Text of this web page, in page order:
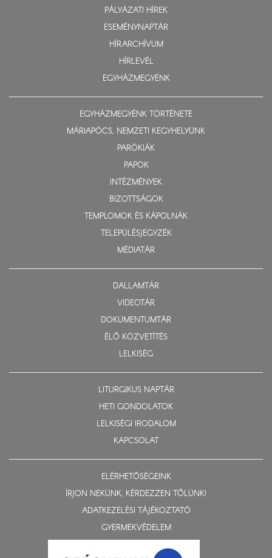
PÁLYÁZATI HÍREK
ESEMÉNYNAPTÁR
HÍRARCHÍVUM
HÍRLEVÉL
EGYHÁZMEGYÉNK
EGYHÁZMEGYÉNK TÖRTÉNETE
MÁRIAPÓCS, NEMZETI KEGYHELYÜNK
PARÓKIÁK
PAPOK
INTÉZMÉNYEK
BIZOTTSÁGOK
TEMPLOMOK ÉS KÁPOLNÁK
TELEPÜLÉSJEGYZÉK
MÉDIATÁR
DALLAMTÁR
VIDEOTÁR
DOKUMENTUMTÁR
ÉLŐ KÖZVETÍTÉS
LELKISÉG
LITURGIKUS NAPTÁR
HETI GONDOLATOK
LELKISÉGI IRODALOM
KAPCSOLAT
ELÉRHETŐSÉGEINK
ÍRJON NEKÜNK, KÉRDEZZEN TŐLÜNK!
ADATKEZELÉSI TÁJÉKOZTATÓ
GYERMEKVÉDELEM